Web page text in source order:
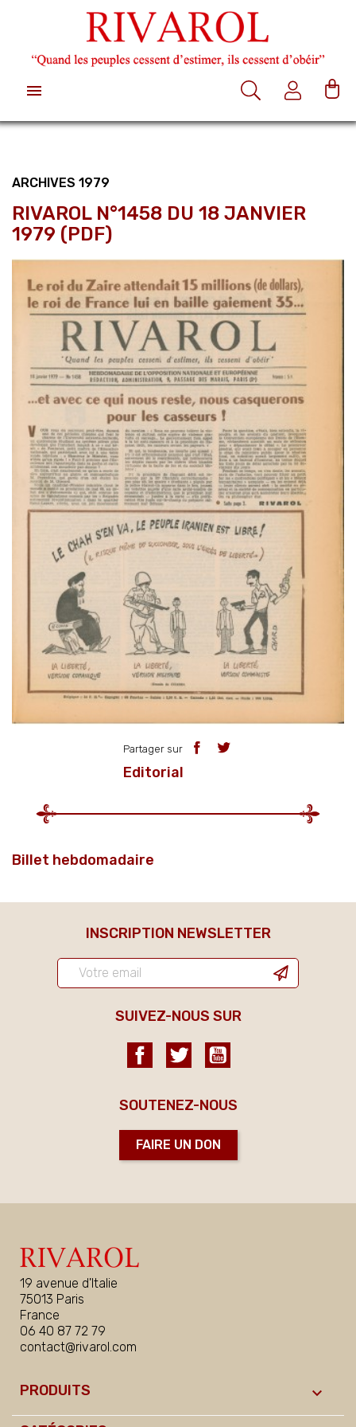

ARCHIVES 1979
RIVAROL N°1458 DU 18 JANVIER
1979 (PDF)
Partager sur
Editorial
Billet hebdomadaire
INSCRIPTION NEWSLETTER
SUIVEZ-NOUS SUR
FacebookTwitter
SOUTENEZ-NOUS
FAIRE UN DON
19 avenue d'Italie
75013 Paris
France
06 40 87 72 79
contact@rivarol.com
PRODUITS 